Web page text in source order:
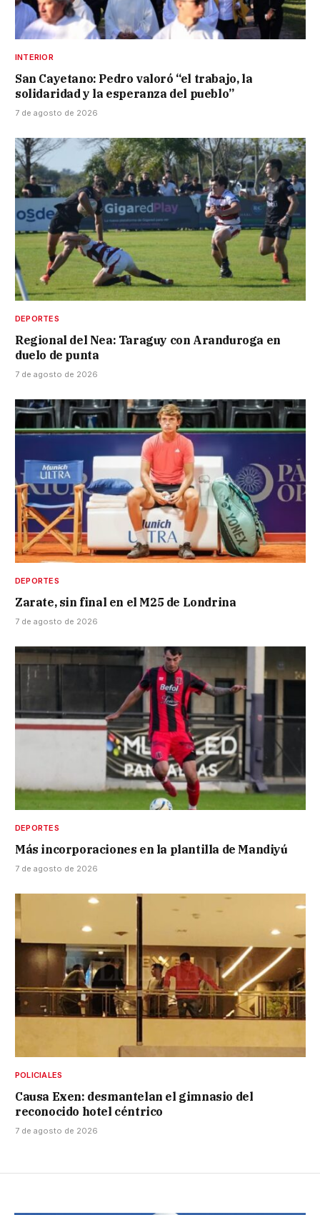
INTERIOR
San Cayetano: Pedro valoró “el trabajo, la
solidaridad y la esperanza del pueblo”
7 de agosto de 2026
DEPORTES
Regional del Nea: Taraguy con Aranduroga en
duelo de punta
7 de agosto de 2026
DEPORTES
Zarate, sin final en el M25 de Londrina
7 de agosto de 2026
DEPORTES
Más incorporaciones en la plantilla de Mandiyú
7 de agosto de 2026
POLICIALES
Causa Exen: desmantelan el gimnasio del
reconocido hotel céntrico
7 de agosto de 2026